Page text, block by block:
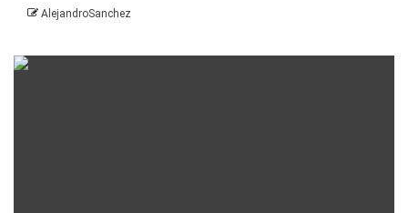
AlejandroSanchez